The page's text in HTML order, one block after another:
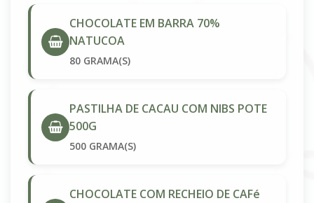
CHOCOLATE EM BARRA 70%
NATUCOA
80 GRAMA(S)
PASTILHA DE CACAU COM NIBS POTE
500G
500 GRAMA(S)
CHOCOLATE COM RECHEIO DE CAFé